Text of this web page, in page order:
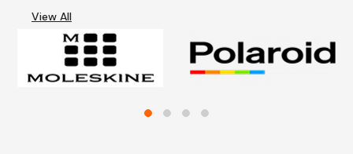
View All